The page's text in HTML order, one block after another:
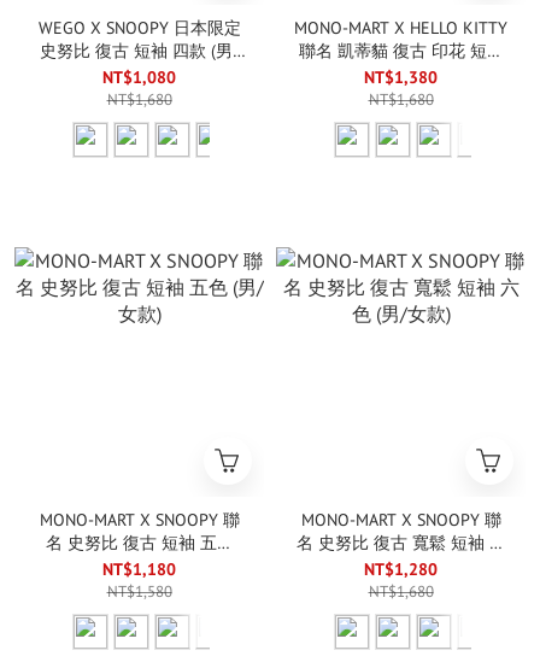
WEGO X SNOOPY 日本限定
史努比 復古 短袖 四款 (男/
女款)
NT$1,080
NT$1,680
MONO-MART X HELLO KITTY
聯名 凱蒂貓 復古 印花 短袖
五色 (男/女款)
NT$1,380
NT$1,680
MONO-MART X SNOOPY 聯
名 史努比 復古 短袖 五色
(男/女款)
NT$1,180
NT$1,580
MONO-MART X SNOOPY 聯
名 史努比 復古 寬鬆 短袖 六
色 (男/女款)
NT$1,280
NT$1,680